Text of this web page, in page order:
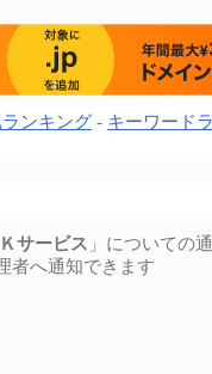
ランキング - キーワード
サービス 」についての
者へ通知できます